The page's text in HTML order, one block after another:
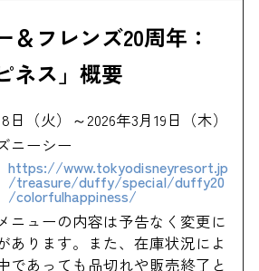
＆フレンズ20周年：
ネス」概要
日（火）～2026年3月19日（木）
ニーシー
https://www.tokyodisneyresort.jp
/treasure/duffy/special/duffy20
/colorfulhappiness/
ニューの内容は予告なく変更に
あります。また、在庫状況によ
であっても品切れや販売終了と